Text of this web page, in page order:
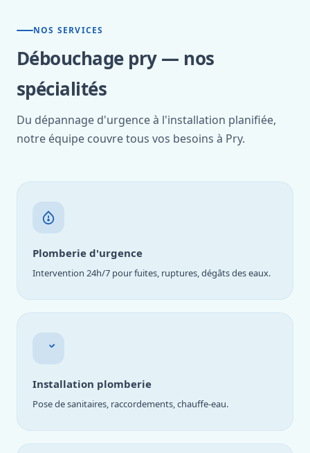
NOS SERVICES
Débouchage pry — nos
spécialités
Du dépannage d'urgence à l'installation planifiée,
notre équipe couvre tous vos besoins à Pry.
Plomberie d'urgence
Intervention 24h/7 pour fuites, ruptures, dégâts des eaux.
Installation plomberie
Pose de sanitaires, raccordements, chauffe-eau.